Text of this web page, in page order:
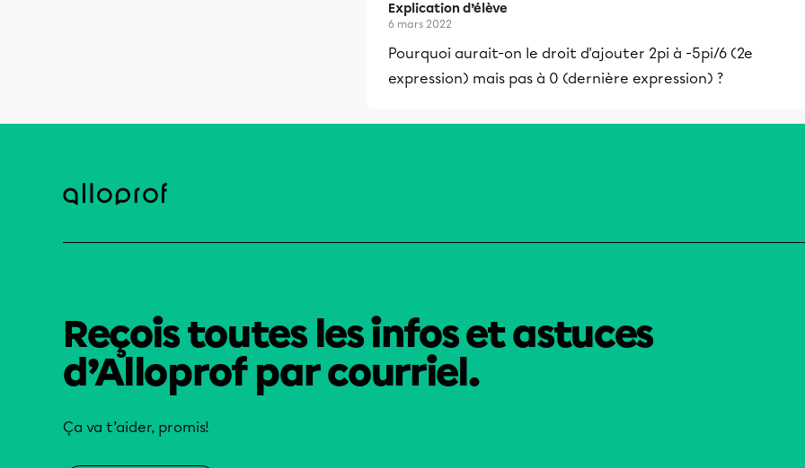
Explication d’élève
6 mars 2022
Pourquoi aurait-on le droit d'ajouter 2pi à -5pi/6 (2e
expression) mais pas à 0 (dernière expression) ?
Reçois toutes les infos et astuces
d’Alloprof par courriel.
Ça va t’aider, promis!